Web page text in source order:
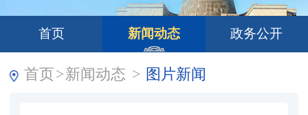
首页 新闻动态 政务公开
首页>新闻动态 > 图片新闻